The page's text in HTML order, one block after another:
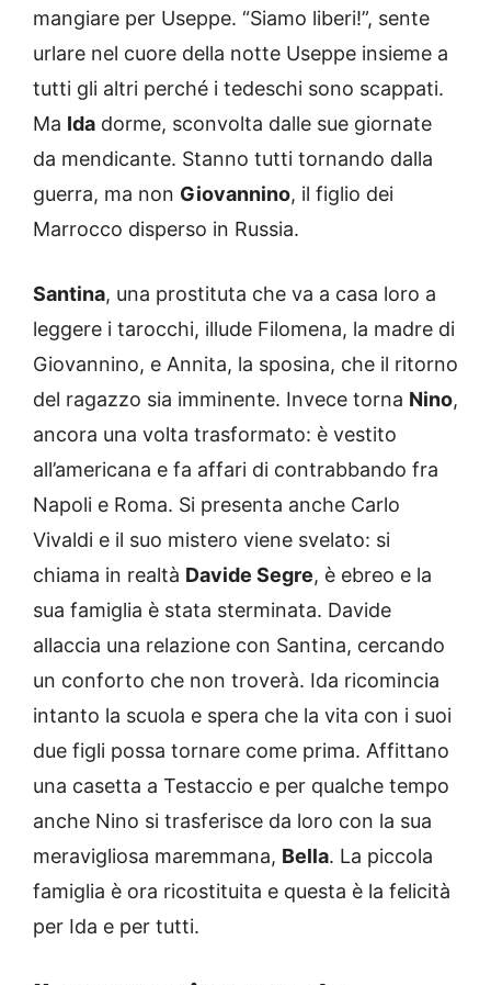
mangiare per Useppe. “Siamo liberi!”, sente
urlare nel cuore della notte Useppe insieme a
tutti gli altri perché i tedeschi sono scappati.
Ma Ida dorme, sconvolta dalle sue giornate
da mendicante. Stanno tutti tornando dalla
guerra, ma non Giovannino, il figlio dei
Marrocco disperso in Russia.
Santina, una prostituta che va a casa loro a
leggere i tarocchi, illude Filomena, la madre di
Giovannino, e Annita, la sposina, che il ritorno
del ragazzo sia imminente. Invece torna Nino,
ancora una volta trasformato: è vestito
all’americana e fa affari di contrabbando fra
Napoli e Roma. Si presenta anche Carlo
Vivaldi e il suo mistero viene svelato: si
chiama in realtà Davide Segre, è ebreo e la
sua famiglia è stata sterminata. Davide
allaccia una relazione con Santina, cercando
un conforto che non troverà. Ida ricomincia
intanto la scuola e spera che la vita con i suoi
due figli possa tornare come prima. Affittano
una casetta a Testaccio e per qualche tempo
anche Nino si trasferisce da loro con la sua
meravigliosa maremmana, Bella. La piccola
famiglia è ora ricostituita e questa è la felicità
per Ida e per tutti.